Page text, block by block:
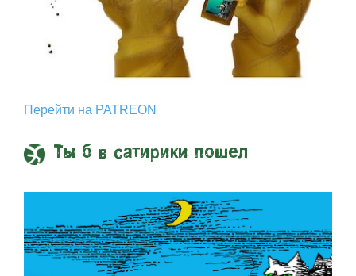
Перейти на PATREON
Ты б в сатирики пошел